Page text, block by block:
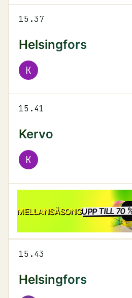
15.37
Helsingfors
K
15.41
Kervo
K
MELLANSÄSONGUPP TILL 70
15.43
Helsingfors